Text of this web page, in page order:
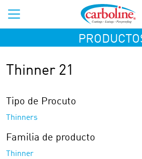
Thinner 21
Tipo de Procuto
Thinners
Familia de producto
Thinner